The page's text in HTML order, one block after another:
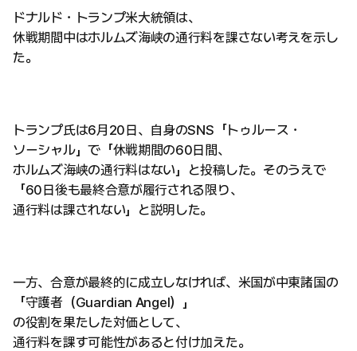
ドナルド・トランプ米大統領は、
休戦期間中はホルムズ海峡の通行料を課さない考えを示し
た。
トランプ氏は6月20日、自身のSNS「トゥルース・
ソーシャル」で「休戦期間の60日間、
ホルムズ海峡の通行料はない」と投稿した。そのうえで
「60日後も最終合意が履行される限り、
通行料は課されない」と説明した。
一方、合意が最終的に成立しなければ、米国が中東諸国の
「守護者（Guardian Angel）」
の役割を果たした対価として、
通行料を課す可能性があると付け加えた。